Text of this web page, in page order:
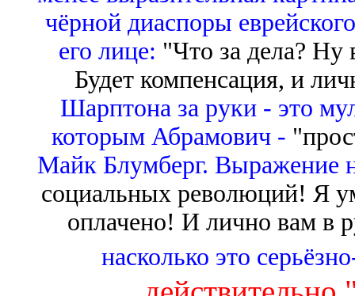
чёрной диаспоры
его лице: "Что за дела? Ну
Будет компенсация, и
Шарптона за руки - это
которым Абрамович -
Майк Блумберг. Выражение
социальных революций! Я
оплачено! И лично вам в
насколько это